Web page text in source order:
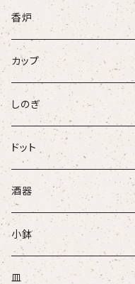
ネコ
ウサギ
パンダ
香炉
カップ
しのぎ
ドット
酒器
ぐい吞
盃
小鉢
皿